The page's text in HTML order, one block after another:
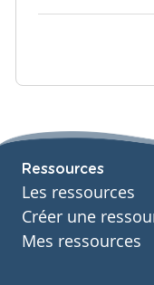
Ressources
Les ressources
Créer une
Mes ressources